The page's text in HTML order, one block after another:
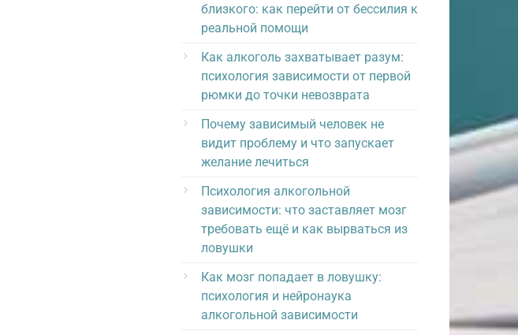
близкого: как перейти от бессилия к
реальной помощи
Как алкоголь захватывает разум:
психология зависимости от первой
рюмки до точки невозврата
Почему зависимый человек не
видит проблему и что запускает
желание лечиться
Психология алкогольной
зависимости: что заставляет мозг
требовать ещё и как вырваться из
ловушки
Как мозг попадает в ловушку:
психология и нейронаука
алкогольной зависимости